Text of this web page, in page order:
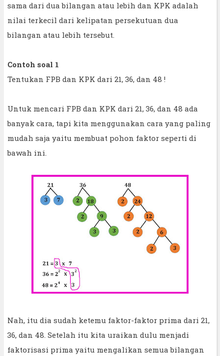
sama dari dua bilangan atau lebih dan KPK adalah
nilai terkecil dari kelipatan persekutuan dua
bilangan atau lebih tersebut.
Contoh soal 1
Tentukan FPB dan KPK dari 21, 36, dan 48 !
Untuk mencari FPB dan KPK dari 21, 36, dan 48 ada
banyak cara, tapi kita menggunakan cara yang paling
mudah saja yaitu membuat pohon faktor seperti di
bawah ini.
Nah, itu dia sudah ketemu faktor-faktor prima dari 21,
36, dan 48. Setelah itu kita uraikan dulu menjadi
faktorisasi prima yaitu mengalikan semua bilangan